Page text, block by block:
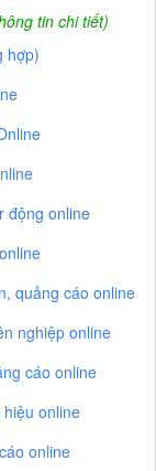
tin chi tiết)
hợp)
động online
quảng cáo online
nghiệp online
cáo online
online
online